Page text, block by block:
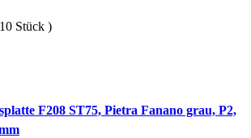
Stück )
F208 ST75, Pietra Fanano grau, P2,